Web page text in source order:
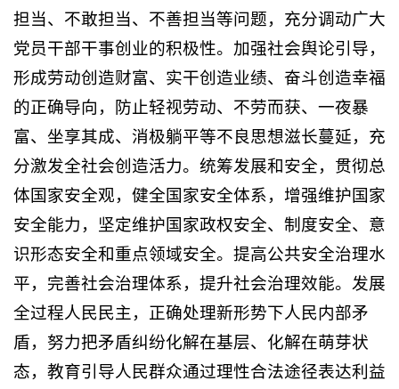
担当、不敢担当、不善担当等问题，充分调动广大
党员干部干事创业的积极性。加强社会舆论引导，
形成劳动创造财富、实干创造业绩、奋斗创造幸福
的正确导向，防止轻视劳动、不劳而获、一夜暴
富、坐享其成、消极躺平等不良思想滋长蔓延，充
分激发全社会创造活力。统筹发展和安全，贯彻总
体国家安全观，健全国家安全体系，增强维护国家
安全能力，坚定维护国家政权安全、制度安全、意
识形态安全和重点领域安全。提高公共安全治理水
平，完善社会治理体系，提升社会治理效能。发展
全过程人民民主，正确处理新形势下人民内部矛
盾，努力把矛盾纠纷化解在基层、化解在萌芽状
态，教育引导人民群众通过理性合法途径表达利益